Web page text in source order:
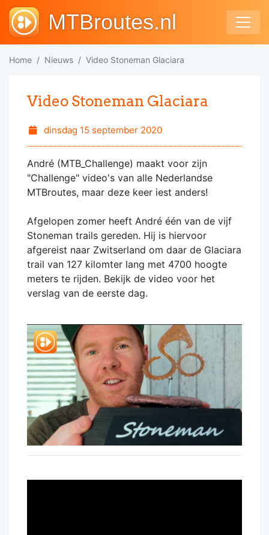
MTBroutes.nl
Home Nieuws Video Stoneman Glaciara
Video Stoneman Glaciara
dinsdag 15 september 2020
André (MTB_Challenge) maakt voor zijn
"Challenge" video's van alle Nederlandse
MTBroutes, maar deze keer iest anders!
Afgelopen zomer heeft André één van de vijf
Stoneman trails gereden. Hij is hiervoor
afgereist naar Zwitserland om daar de Glaciara
trail van 127 kilomter lang met 4700 hoogte
meters te rijden. Bekijk de video voor het
verslag van de eerste dag.